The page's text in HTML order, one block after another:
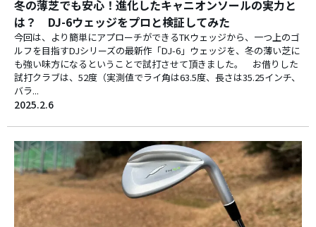
冬の薄芝でも安心！進化したキャニオンソールの実力と
は？ DJ-6ウェッジをプロと検証してみた
今回は、より簡単にアプローチができるTKウェッジから、一つ上のゴ
ルフを目指すDJシリーズの最新作「DJ-6」ウェッジを、冬の薄い芝に
も強い味方になるということで試打させて頂きました。 お借りした
試打クラブは、52度（実測値でライ角は63.5度、長さは35.25インチ、
バラ...
2025.2.6